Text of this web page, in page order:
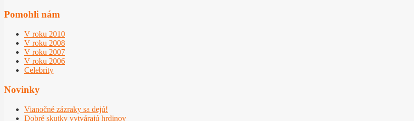
Pomohli nám
V roku 2010
V roku 2008
V roku 2007
V roku 2006
Celebrity
Novinky
Vianočné zázraky sa dejú!
Dobré skutky vytvárajú hrdinov